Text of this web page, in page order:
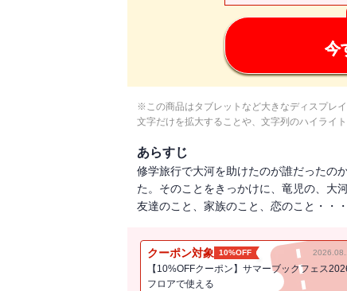
今
※この商品はタブレットなど大きなディスプレ
文字だけを拡大することや、文字列のハイライ
あらすじ
修学旅行で大河を助けたのが誰だったの
た。そのことをきっかけに、竜児の、大
友達のこと、家族のこと、恋のこと・・
クーポン対象 10%OFF
【10%OFFクーポン】サマーブックフェス
フロアで使える